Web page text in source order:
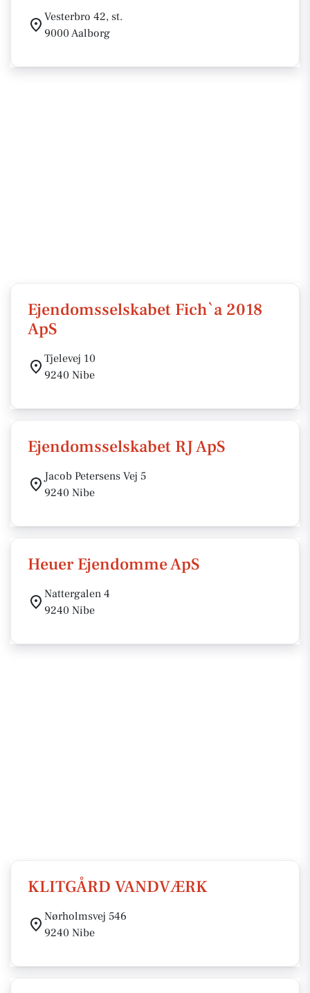
Vesterbro 42, st.
9000 Aalborg
Ejendomsselskabet Fich`a 2018
ApS
Tjelevej 10
9240 Nibe
Ejendomsselskabet RJ ApS
Jacob Petersens Vej 5
9240 Nibe
Heuer Ejendomme ApS
Nattergalen 4
9240 Nibe
KLITGÅRD VANDVÆRK
Nørholmsvej 546
9240 Nibe